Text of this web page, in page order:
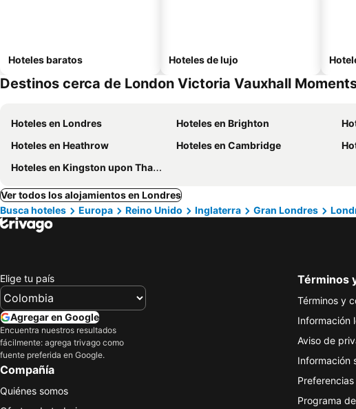
Hoteles baratos Hoteles de lujo
Destinos cerca de London Victoria Vauxhall
Hoteles en Londres Hoteles en Brighton
Hoteles en Heathrow
Hoteles en Cambridge
Hoteles en Kingston upon Thames
Ver todos los alojamientos en Londres
Busca hoteles
Europa Reino Unido Inglaterra Gran Londres
Elige tu país
Agregar en Google
Encuentra nuestros resultados
fácilmente: agrega trivago como
fuente preferida en Google.
Compañía
Quiénes somos
Términos
Términos y
Información
Aviso de
Información
Programa